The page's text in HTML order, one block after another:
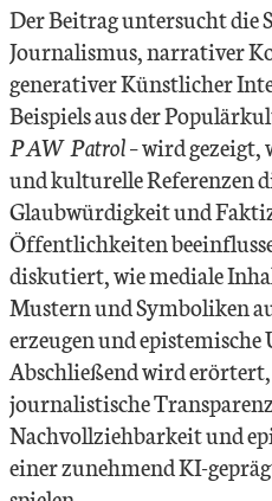
Der Beitrag untersucht die
Journalismus, narrativer
generativer Künstlicher
Beispiels aus der
PAW Patrol– wird
und kulturelle Referenzen
Glaubwürdigkeit und
Öffentlichkeiten
diskutiert, wie mediale
Mustern und Symboliken
erzeugen und
Abschließend wird erörtert,
journalistische
Nachvollziehbarkeit und
einer zunehmend KI-